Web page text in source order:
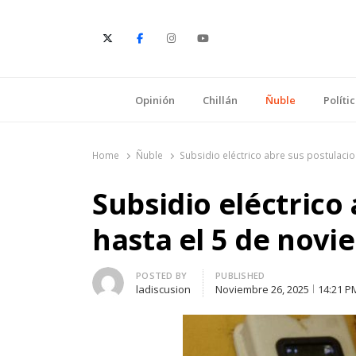
Opinión Chillán Ñuble
Home Ñuble Subsidio eléctrico abre sus
Subsidio eléctrico
hasta el 5 de
Author
POSTED BY
ladiscusion
PUBLISHED
Noviembre 26, 2025 14:21